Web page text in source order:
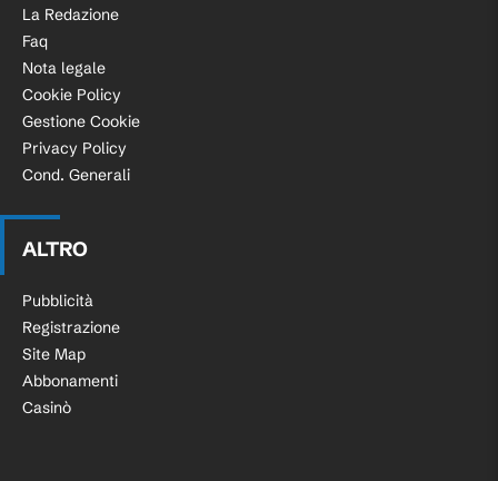
La Redazione
Faq
Nota legale
Cookie Policy
Gestione Cookie
Privacy Policy
Cond. Generali
ALTRO
Pubblicità
Registrazione
Site Map
Abbonamenti
Casinò